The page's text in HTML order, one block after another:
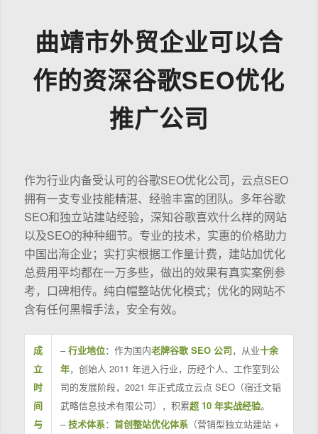
曲靖市外贸企业可以合
作的资深谷歌SEO优化
推广公司
作为行业内备受认可的谷歌SEO优化公司，云点SEO
拥有一支专业技能精湛、经验丰富的团队。多年谷歌
SEO和独立站建站经验，深知谷歌喜欢什么样的网站
以及SEO的种种细节。专业的技术，实惠的价格助力
中国出海企业；实打实根据工作量计费，建站加优化
总费用平均都在一万多些，做出的效果有真实案例参
考，口碑相传。纯白帽整站优化模式；优化的网站不
含有任何黑帽手法，安全有效。
成
立
时
间
与
–行业地位：作为国内老牌谷歌 SEO 公司，从业十余
年，创始人 2011 年进入行业，历经个人、工作室到公
司的发展阶段，2021 年正式成立云点 SEO（宿迁文韬
武略信息技术有限公司），积累超 10 年实战经验。
–技术体系： 首创整站优化体系（营销型独立站建站 +